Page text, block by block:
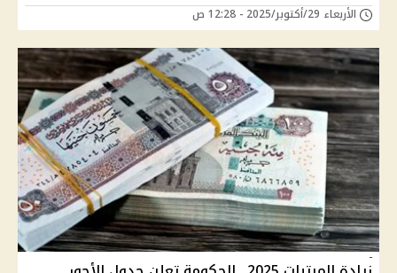
الأربعاء 29/أكتوبر/2025 - 12:28 ص